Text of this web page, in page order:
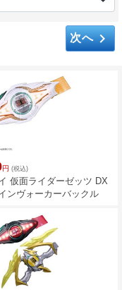
次へkeyboard_arrow_right
円 (税込)
仮面ライダーゼッツ DX
ンヴォーカーバックル